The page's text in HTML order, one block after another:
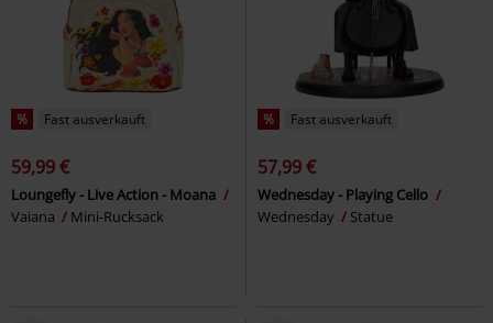
% Fast ausverkauft
59,99 €
Loungefly - Live Action - Moana
Vaiana
Mini-Rucksack
% Fast ausverkauft
57,99 €
Wednesday - Playing Cello
Wednesday
Statue